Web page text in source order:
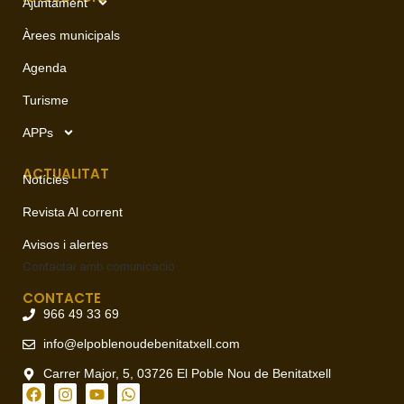
Ajuntament
Àrees municipals
Agenda
Turisme
APPs
ACTUALITAT
Notícies
Revista Al corrent
Avisos i alertes
Contactar amb comunicació
CONTACTE
966 49 33 69
info@elpoblenoudebenitatxell.com
Carrer Major, 5, 03726 El Poble Nou de Benitatxell